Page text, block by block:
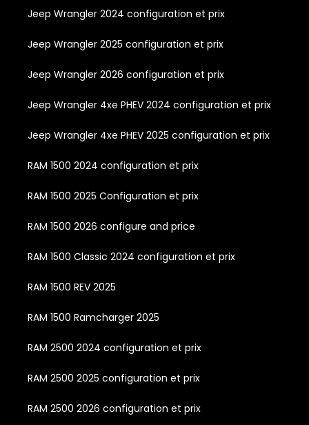
Jeep Wrangler 2024 configuration et prix
Jeep Wrangler 2025 configuration et prix
Jeep Wrangler 2026 configuration et prix
Jeep Wrangler 4xe PHEV 2024 configuration et prix
Jeep Wrangler 4xe PHEV 2025 configuration et prix
RAM 1500 2024 configuration et prix
RAM 1500 2025 Configuration et prix
RAM 1500 2026 configure and price
RAM 1500 Classic 2024 configuration et prix
RAM 1500 REV 2025
RAM 1500 Ramcharger 2025
RAM 2500 2024 configuration et prix
RAM 2500 2025 configuration et prix
RAM 2500 2026 configuration et prix